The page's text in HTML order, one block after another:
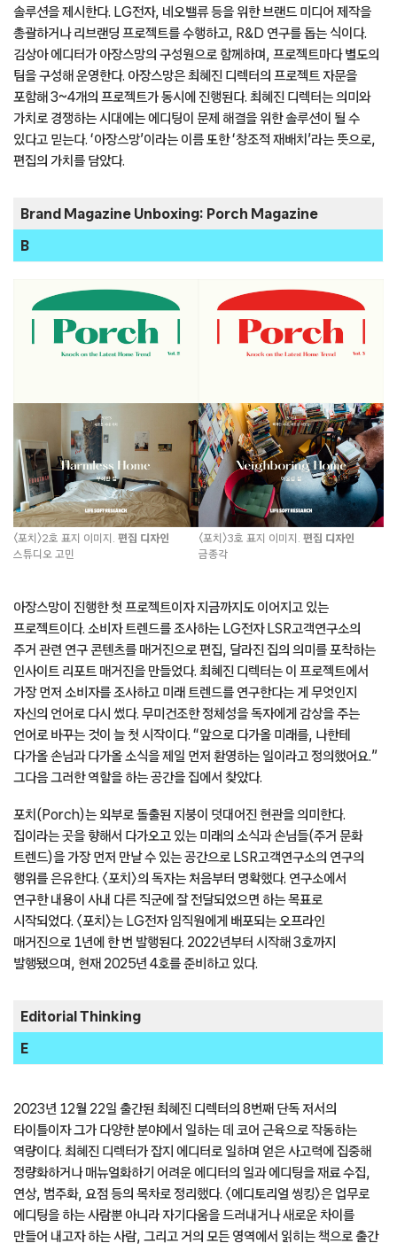
솔루션을 제시한다. LG전자, 네오밸류 등을 위한 브랜드 미디어 제작을
총괄하거나 리브랜딩 프로젝트를 수행하고, R&D 연구를 돕는 식이다.
김상아 에디터가 아장스망의 구성원으로 함께하며, 프로젝트마다 별도의
팀을 구성해 운영한다. 아장스망은 최혜진 디렉터의 프로젝트 자문을
포함해 3~4개의 프로젝트가 동시에 진행된다. 최혜진 디렉터는 의미와
가치로 경쟁하는 시대에는 에디팅이 문제 해결을 위한 솔루션이 될 수
있다고 믿는다. ‘아장스망’이라는 이름 또한 ‘창조적 재배치’라는 뜻으로,
편집의 가치를 담았다.
Brand Magazine Unboxing: Porch Magazine
B
〈포치〉2호 표지 이미지. 편집 디자인
스튜디오 고민
〈포치〉3호 표지 이미지. 편집 디자인
금종각
아장스망이 진행한 첫 프로젝트이자 지금까지도 이어지고 있는
프로젝트이다. 소비자 트렌드를 조사하는 LG전자 LSR고객연구소의
주거 관련 연구 콘텐츠를 매거진으로 편집, 달라진 집의 의미를 포착하는
인사이트 리포트 매거진을 만들었다. 최혜진 디렉터는 이 프로젝트에서
가장 먼저 소비자를 조사하고 미래 트렌드를 연구한다는 게 무엇인지
자신의 언어로 다시 썼다. 무미건조한 정체성을 독자에게 감상을 주는
언어로 바꾸는 것이 늘 첫 시작이다. “앞으로 다가올 미래를, 나한테
다가올 손님과 다가올 소식을 제일 먼저 환영하는 일이라고 정의했어요.”
그다음 그러한 역할을 하는 공간을 집에서 찾았다.
포치(Porch)는 외부로 돌출된 지붕이 덧대어진 현관을 의미한다.
집이라는 곳을 향해서 다가오고 있는 미래의 소식과 손님들(주거 문화
트렌드)을 가장 먼저 만날 수 있는 공간으로 LSR고객연구소의 연구의
행위를 은유한다. 〈포치〉의 독자는 처음부터 명확했다. 연구소에서
연구한 내용이 사내 다른 직군에 잘 전달되었으면 하는 목표로
시작되었다. 〈포치〉는 LG전자 임직원에게 배포되는 오프라인
매거진으로 1년에 한 번 발행된다. 2022년부터 시작해 3호까지
발행됐으며, 현재 2025년 4호를 준비하고 있다.
Editorial Thinking
E
2023년 12월 22일 출간된 최혜진 디렉터의 8번째 단독 저서의
타이틀이자 그가 다양한 분야에서 일하는 데 코어 근육으로 작동하는
역량이다. 최혜진 디렉터가 잡지 에디터로 일하며 얻은 사고력에 집중해
정량화하거나 매뉴얼화하기 어려운 에디터의 일과 에디팅을 재료 수집,
연상, 범주화, 요점 등의 목차로 정리했다. 〈에디토리얼 씽킹〉은 업무로
에디팅을 하는 사람뿐 아니라 자기다움을 드러내거나 새로운 차이를
만들어 내고자 하는 사람, 그리고 거의 모든 영역에서 읽히는 책으로 출간